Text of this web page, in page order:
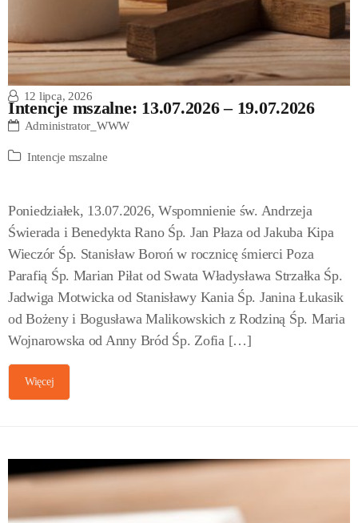
Intencje mszalne: 13.07.2026 – 19.07.2026
12 lipca, 2026
Administrator_WWW
Intencje mszalne
Poniedziałek, 13.07.2026, Wspomnienie św. Andrzeja
Świerada i Benedykta Rano Śp. Jan Płaza od Jakuba Kipa
Wieczór Śp. Stanisław Boroń w rocznicę śmierci Poza
Parafią Śp. Marian Piłat od Swata Władysława Strzałka Śp.
Jadwiga Motwicka od Stanisławy Kania Śp. Janina Łukasik
od Bożeny i Bogusława Malikowskich z Rodziną Śp. Maria
Wojnarowska od Anny Bród Śp. Zofia […]
Więcej